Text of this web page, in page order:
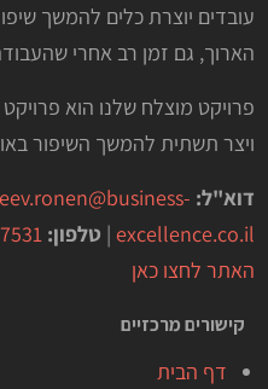
עובדים יוצרת כלים להמשך
הארוך, גם זמן רב אחרי
פרויקט מוצלח שלנו הוא
ויצר תשתית להמשך השיפור
דוא"ל:
excellence.co.il
| טלפון:
האתר לחצו כאן
קישורים מרכזיים
דף הבית